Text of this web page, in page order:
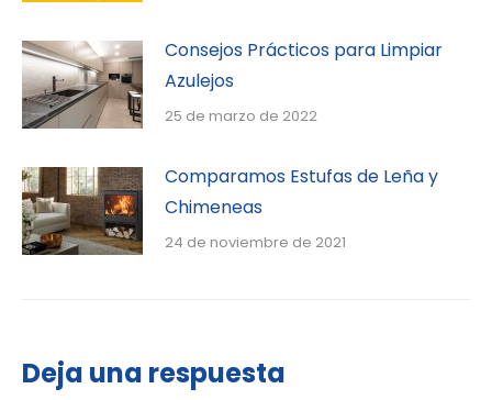
Consejos Prácticos para Limpiar
Azulejos
25 de marzo de 2022
Comparamos Estufas de Leña y
Chimeneas
24 de noviembre de 2021
Deja una respuesta